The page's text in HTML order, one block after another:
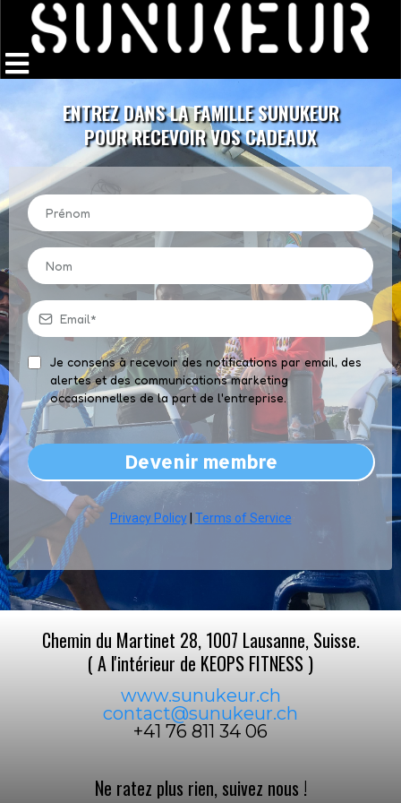
ENTREZ DANS LA FAMILLE SUNUKEUR
POUR RECEVOIR VOS CADEAUX
Je consens à recevoir des notifications par email, des
alertes et des communications marketing
occasionnelles de la part de l'entreprise.
Devenir membre
Privacy Policy| Terms of Service
Chemin du Martinet 28, 1007 Lausanne, Suisse.
( A l'intérieur de KEOPS FITNESS )
www.sunukeur.ch
contact@sunukeur.ch
+41 76 811 34 06
Ne ratez plus rien, suivez nous !